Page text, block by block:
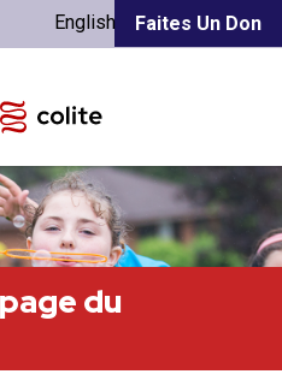
Faites Un Don
English
du